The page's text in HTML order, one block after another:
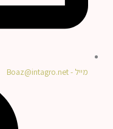
מייל - Boaz@intagro.net